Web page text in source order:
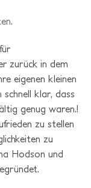
zurück in dem
eigenen kleinen
schnell klar, dass
genug waren.!
zu stellen
zu
Hodson und